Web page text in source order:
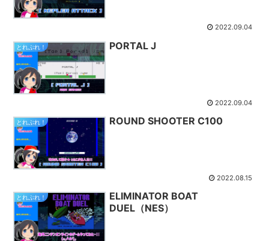
2022.09.04
とれぷれ！ PORTAL J
2022.09.04
とれぷれ！ ROUND SHOOTER C100
2022.08.15
とれぷれ！
ELIMINATOR BOAT
DUEL（NES）